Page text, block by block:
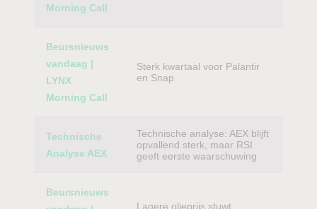
Morning Call
Beursnieuws
vandaag |
LYNX
Morning Call
Sterk kwartaal voor Palantir
en Snap
Technische
Analyse AEX
Technische analyse: AEX blijft
opvallend sterk, maar RSI
geeft eerste waarschuwing
Beursnieuws
Lagere olieprijs stuwt